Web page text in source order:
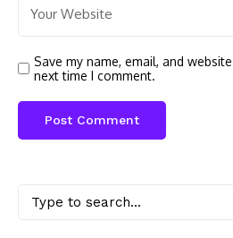
Save my name, email, and
next time I comment.